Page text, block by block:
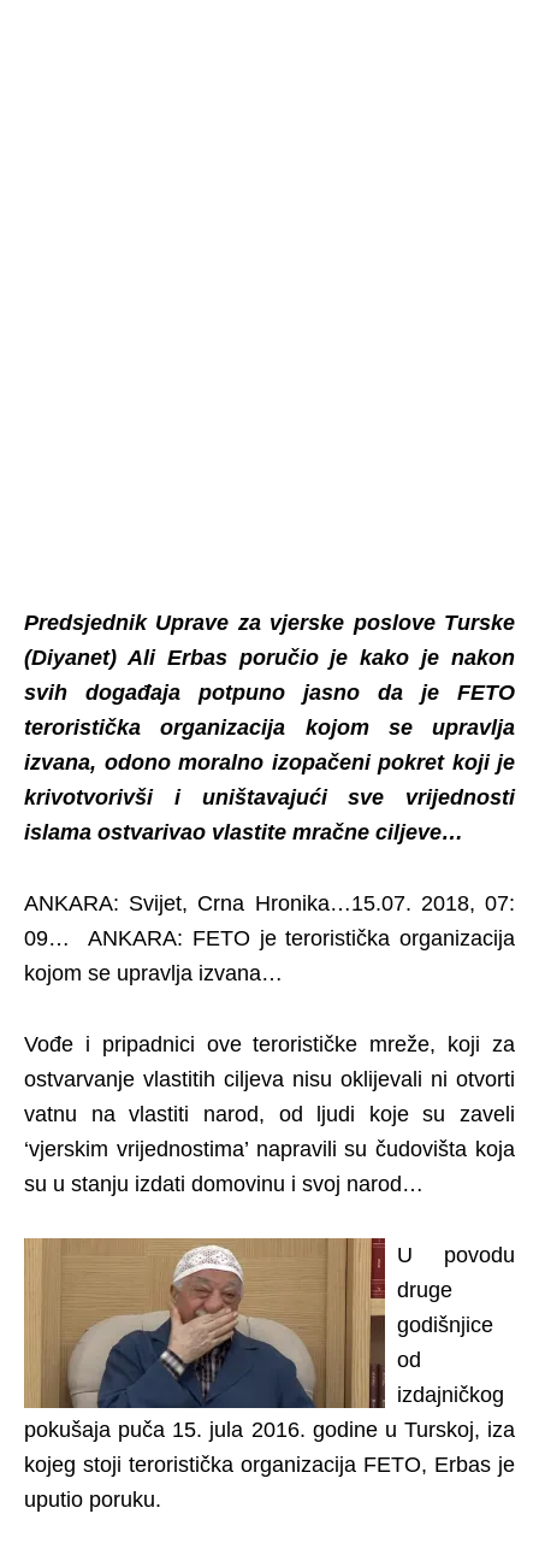
Predsjednik Uprave za vjerske poslove Turske
(Diyanet) Ali Erbas poručio je kako je nakon
svih događaja potpuno jasno da je FETO
teroristička organizacija kojom se upravlja
izvana, odono moralno izopačeni pokret koji je
krivotvorivši i uništavajući sve vrijednosti
islama ostvarivao vlastite mračne ciljeve…
ANKARA: Svijet, Crna Hronika…15.07. 2018, 07:
09… ANKARA: FETO je teroristička organizacija
kojom se upravlja izvana…
Vođe i pripadnici ove terorističke mreže, koji za
ostvarvanje vlastitih ciljeva nisu oklijevali ni otvorti
vatnu na vlastiti narod, od ljudi koje su zaveli
‘vjerskim vrijednostima’ napravili su čudovišta koja
su u stanju izdati domovinu i svoj narod…
U povodu
druge
godišnjice
od
izdajničkog
pokušaja puča 15. jula 2016. godine u Turskoj, iza
kojeg stoji teroristička organizacija FETO, Erbas je
uputio poruku.